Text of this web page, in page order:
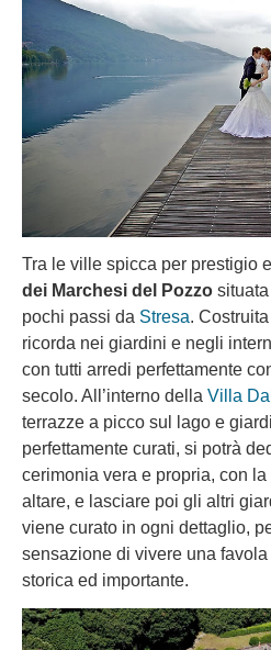
Tra le ville spicca per prestigio
dei Marchesi del Pozzo
pochi passi da Stresa.
ricorda nei giardini e negli
con tutti arredi perfettamente
secolo. All’interno della Villa
terrazze a picco sul lago e
perfettamente curati, si potrà
cerimonia vera e propria, con
altare, e lasciare poi gli altri
viene curato in ogni dettaglio,
sensazione di vivere una
storica ed importante.